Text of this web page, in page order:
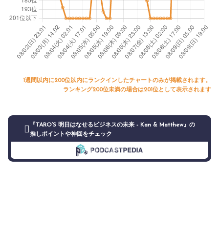
1週間以内に200位以内にランクインしたチャートのみが掲載されます。
ランキング200位未満の場合は201位として表示されます
『TARO’S 明日はなせるビジネスの未来 - Kan & Matthew』の
推しポイントや神回をチェック